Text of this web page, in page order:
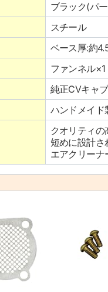
ブラック(パ
スチール
ベース厚:約
ファンネル×1
純正CVキャ
ハンドメイド
クオリティの
短めに設計さ
エアクリーナ